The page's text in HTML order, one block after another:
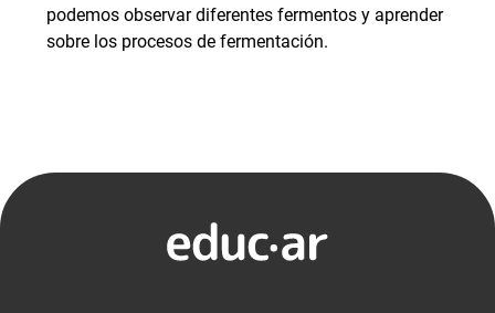
podemos observar diferentes fermentos y aprender
sobre los procesos de fermentación.